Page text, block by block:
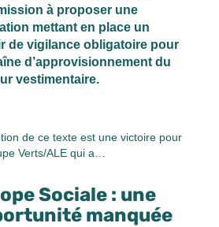
à proposer une
mettant en place un
de vigilance obligatoire pour
d’approvisionnement du
vestimentaire.
de ce texte est une victoire pour
Verts/ALE qui a…
Sociale : une
manquée